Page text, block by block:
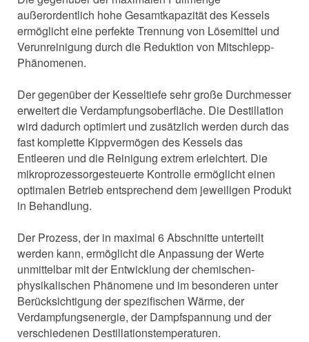
außerordentlich hohe Gesamtkapazität des Kessels
ermöglicht eine perfekte Trennung von Lösemittel und
Verunreinigung durch die Reduktion von Mitschlepp-
Phänomenen.
Der gegenüber der Kesseltiefe sehr große Durchmesser
erweitert die Verdampfungsoberfläche. Die Destillation
wird dadurch optimiert und zusätzlich werden durch das
fast komplette Kippvermögen des Kessels das
Entleeren und die Reinigung extrem erleichtert. Die
mikroprozessorgesteuerte Kontrolle ermöglicht einen
optimalen Betrieb entsprechend dem jeweiligen Produkt
in Behandlung.
Der Prozess, der in maximal 6 Abschnitte unterteilt
werden kann, ermöglicht die Anpassung der Werte
unmittelbar mit der Entwicklung der chemischen-
physikalischen Phänomene und im besonderen unter
Berücksichtigung der spezifischen Wärme, der
Verdampfungsenergie, der Dampfspannung und der
verschiedenen Destillationstemperaturen.